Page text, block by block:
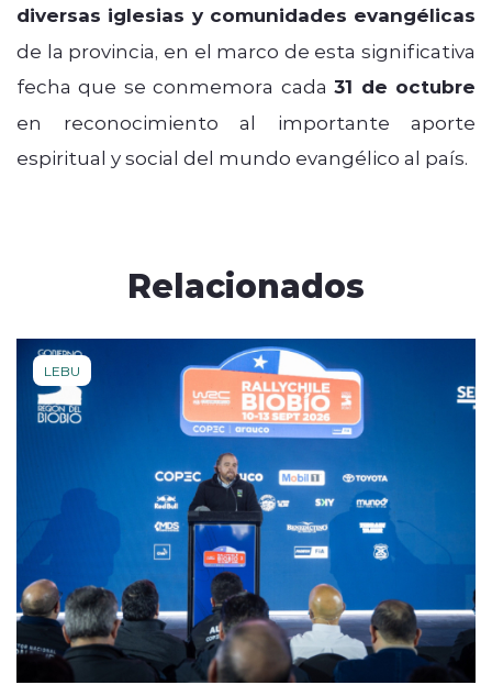
diversas iglesias y comunidades evangélicas
de la provincia, en el marco de esta significativa
fecha que se conmemora cada31 de octubre
en reconocimiento al importante aporte
espiritual y social del mundo evangélico al país.
Relacionados
LEBU